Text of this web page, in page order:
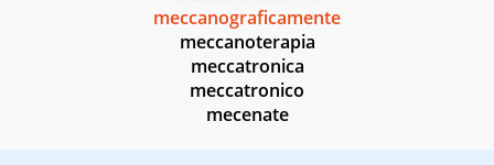
meccanograficamente
meccanoterapia
meccatronica
meccatronico
mecenate